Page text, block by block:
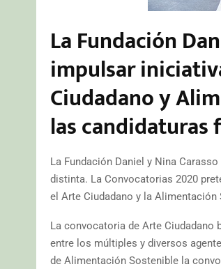
La Fundación
impulsar
Ciudadano y
las candidaturas
La Fundación Daniel y Nina
distinta. La Convocatorias 2020
el Arte Ciudadano y la Alimentación
La convocatoria de Arte Ciudadano
entre los múltiples y diversos
de Alimentación Sostenible la